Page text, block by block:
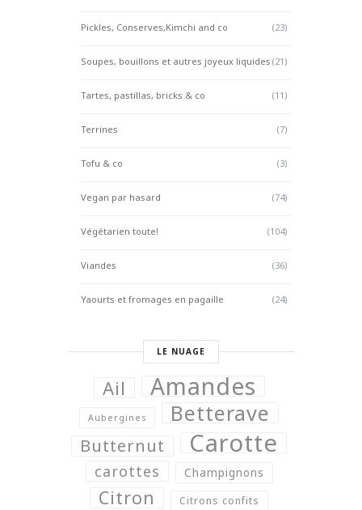
Pickles, Conserves,Kimchi and co (23)
Soupes, bouillons et autres joyeux liquides (21)
Tartes, pastillas, bricks & co (11)
Terrines (7)
Tofu & co (3)
Vegan par hasard (74)
Végétarien toute! (104)
Viandes (36)
Yaourts et fromages en pagaille (24)
LE NUAGE
Ail Amandes
Aubergines Betterave
Butternut Carotte
carottes Champignons
Citron
Citrons confits